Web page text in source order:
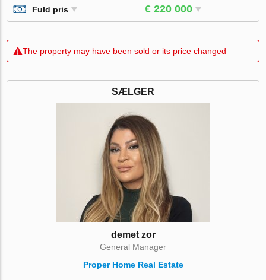
Fuld pris € 220 000
The property may have been sold or its price changed
SÆLGER
demet zor
General Manager
Proper Home Real Estate